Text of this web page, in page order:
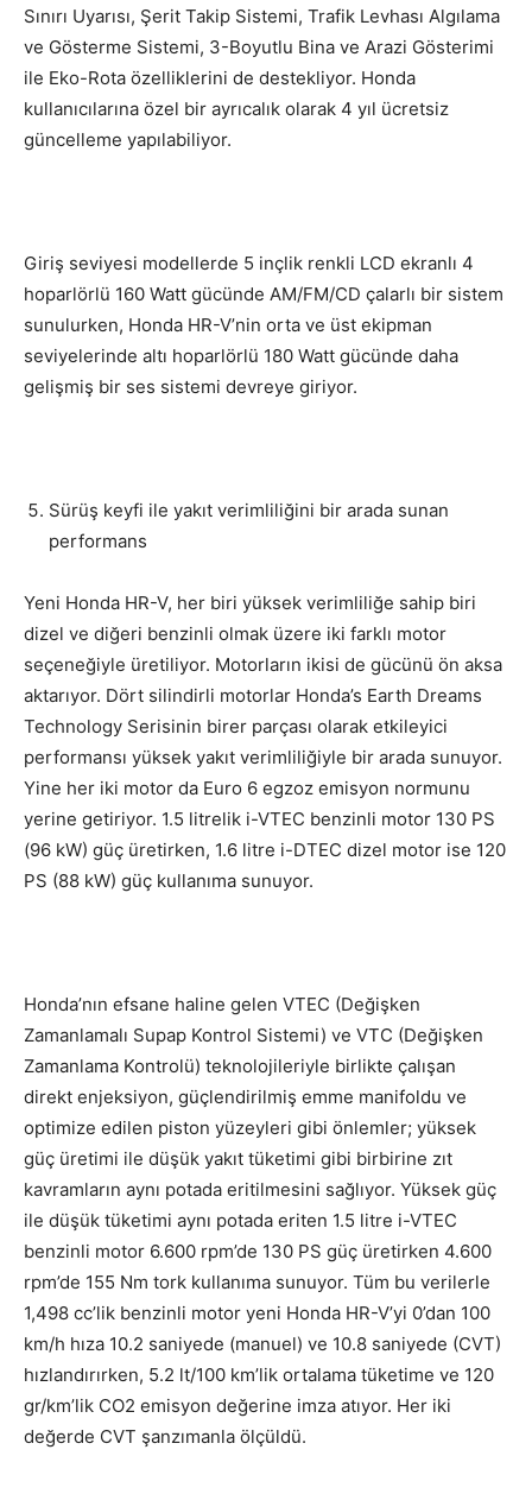
Sınırı Uyarısı, Şerit Takip Sistemi, Trafik Levhası Algılama
ve Gösterme Sistemi, 3-Boyutlu Bina ve Arazi Gösterimi
ile Eko-Rota özelliklerini de destekliyor. Honda
kullanıcılarına özel bir ayrıcalık olarak 4 yıl ücretsiz
güncelleme yapılabiliyor.
Giriş seviyesi modellerde 5 inçlik renkli LCD ekranlı 4
hoparlörlü 160 Watt gücünde AM/FM/CD çalarlı bir sistem
sunulurken, Honda HR-V’nin orta ve üst ekipman
seviyelerinde altı hoparlörlü 180 Watt gücünde daha
gelişmiş bir ses sistemi devreye giriyor.
Sürüş keyfi ile yakıt verimliliğini bir arada sunan
performans
Yeni Honda HR-V, her biri yüksek verimliliğe sahip biri
dizel ve diğeri benzinli olmak üzere iki farklı motor
seçeneğiyle üretiliyor. Motorların ikisi de gücünü ön aksa
aktarıyor. Dört silindirli motorlar Honda’s Earth Dreams
Technology Serisinin birer parçası olarak etkileyici
performansı yüksek yakıt verimliliğiyle bir arada sunuyor.
Yine her iki motor da Euro 6 egzoz emisyon normunu
yerine getiriyor. 1.5 litrelik i-VTEC benzinli motor 130 PS
(96 kW) güç üretirken, 1.6 litre i-DTEC dizel motor ise 120
PS (88 kW) güç kullanıma sunuyor.
Honda’nın efsane haline gelen VTEC (Değişken
Zamanlamalı Supap Kontrol Sistemi) ve VTC (Değişken
Zamanlama Kontrolü) teknolojileriyle birlikte çalışan
direkt enjeksiyon, güçlendirilmiş emme manifoldu ve
optimize edilen piston yüzeyleri gibi önlemler; yüksek
güç üretimi ile düşük yakıt tüketimi gibi birbirine zıt
kavramların aynı potada eritilmesini sağlıyor. Yüksek güç
ile düşük tüketimi aynı potada eriten 1.5 litre i-VTEC
benzinli motor 6.600 rpm’de 130 PS güç üretirken 4.600
rpm’de 155 Nm tork kullanıma sunuyor. Tüm bu verilerle
1,498 cc’lik benzinli motor yeni Honda HR-V’yi 0’dan 100
km/h hıza 10.2 saniyede (manuel) ve 10.8 saniyede (CVT)
hızlandırırken, 5.2 lt/100 km’lik ortalama tüketime ve 120
gr/km’lik CO2 emisyon değerine imza atıyor. Her iki
değerde CVT şanzımanla ölçüldü.